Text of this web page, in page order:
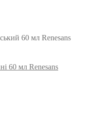
60 мл Renesans
60 мл Renesans